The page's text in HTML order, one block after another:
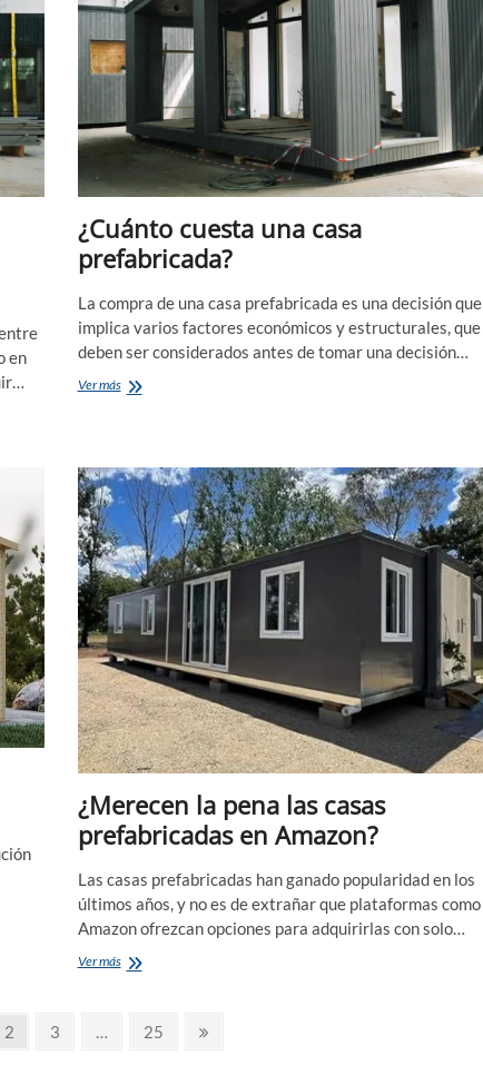
en
¿Cuánto cuesta una casa
prefabricada?
La compra de una casa prefabricada es una decisión que
implica varios factores económicos y estructurales, que
deben ser considerados antes de tomar una decisión…
Ver más¿Cuánto
¿Merecen la pena las casas
prefabricadas en Amazon?
Las casas prefabricadas han ganado popularidad en los
últimos años, y no es de extrañar que plataformas como
Amazon ofrezcan opciones para adquirirlas con solo…
Ver más¿Merecen
casas
Página
2 Página
3 … Página
25
Página